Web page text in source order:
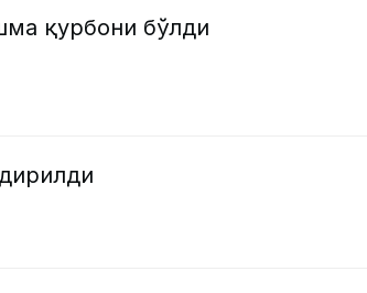
қурбони бўлди